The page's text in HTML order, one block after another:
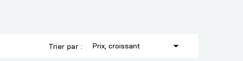
Trier par : Prix, croissant 